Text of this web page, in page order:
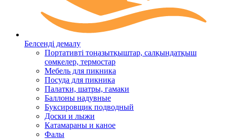
Белсенді демалу
Портативті тоңазытқыштар, салқындатқыш
сөмкелер, термостар
Мебель для пикника
Посуда для пикника
Палатки, шатры, гамаки
Баллоны надувные
Буксировщик подводный
Доски и лыжи
Катамараны и каное
Фалы